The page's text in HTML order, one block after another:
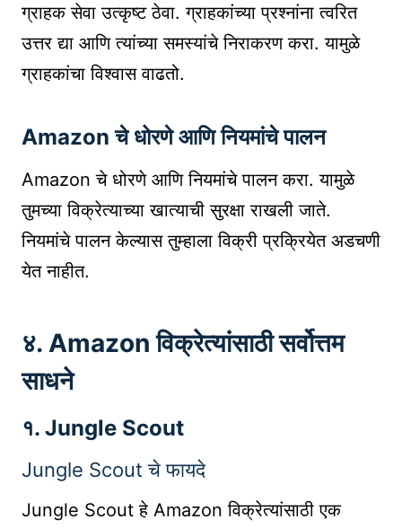
ग्राहक सेवा उत्कृष्ट ठेवा. ग्राहकांच्या प्रश्नांना त्वरित
उत्तर द्या आणि त्यांच्या समस्यांचे निराकरण करा. यामुळे
ग्राहकांचा विश्वास वाढतो.
Amazon चे धोरणे आणि नियमांचे पालन
Amazon चे धोरणे आणि नियमांचे पालन करा. यामुळे
तुमच्या विक्रेत्याच्या खात्याची सुरक्षा राखली जाते.
नियमांचे पालन केल्यास तुम्हाला विक्री प्रक्रियेत अडचणी
येत नाहीत.
४. Amazon विक्रेत्यांसाठी सर्वोत्तम
साधने
१. Jungle Scout
Jungle Scout चे फायदे
Jungle Scout हे Amazon विक्रेत्यांसाठी एक